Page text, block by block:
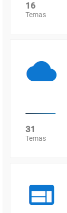
16
Temas
31
Temas